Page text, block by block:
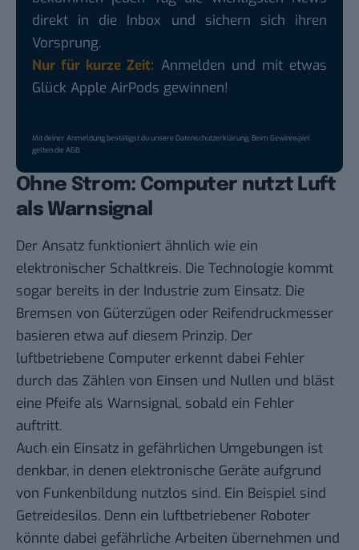
direkt in die Inbox und sichern sich ihren
Vorsprung.
Nur für kurze Zeit: Anmelden und mit etwas
Glück Apple AirPods gewinnen!
Mit deiner Anmeldung bestätigst du unsereDatenschutzerklärung. Beim Gewinnspiel
gelten dieAGB.
Ohne Strom: Computer nutzt Luft
als Warnsignal
Der Ansatz funktioniert ähnlich wie ein
elektronischer Schaltkreis. Die Technologie kommt
sogar bereits in der Industrie zum Einsatz. Die
Bremsen von Güterzügen oder Reifendruckmesser
basieren etwa auf diesem Prinzip. Der
luftbetriebene Computer erkennt dabei Fehler
durch das Zählen von Einsen und Nullen und bläst
eine Pfeife als Warnsignal, sobald ein Fehler
auftritt.
Auch ein Einsatz in gefährlichen Umgebungen ist
denkbar, in denen elektronische Geräte aufgrund
von Funkenbildung nutzlos sind. Ein Beispiel sind
Getreidesilos. Denn ein luftbetriebener Roboter
könnte dabei gefährliche Arbeiten übernehmen und